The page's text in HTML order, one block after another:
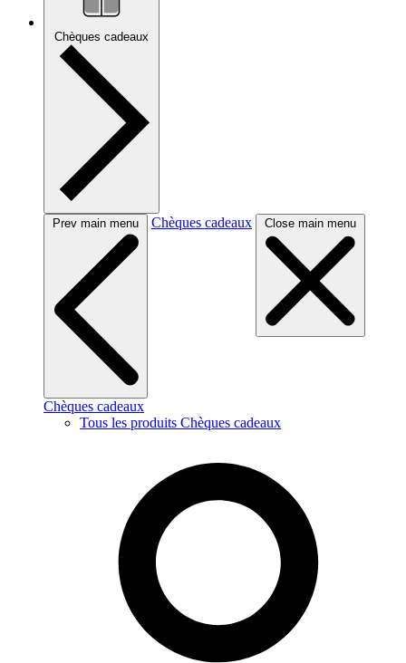
Chèques cadeaux
Prev main menu Chèques cadeaux Close main menu
Chèques cadeaux
Tous les produits Chèques cadeaux